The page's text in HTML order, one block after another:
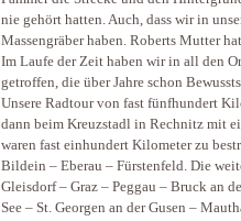
nie gehört hatten. Auch, dass wir in
Massengräber haben. Roberts Mutter
Im Laufe der Zeit haben wir in all den
getroffen, die über Jahre schon
Unsere Radtour von fast fünfhundert
dann beim Kreuzstadl in Rechnitz mit
waren fast einhundert Kilometer zu
Bildein – Eberau – Fürstenfeld. Die
Gleisdorf – Graz – Peggau – Bruck an
See – St. Georgen an der Gusen –